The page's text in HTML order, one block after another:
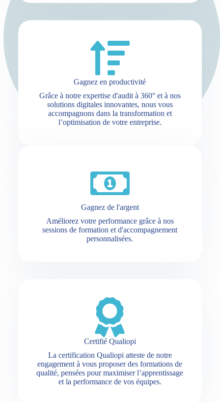
Gagnez en productivité
Grâce à notre expertise d'audit à 360° et à nos
solutions digitales innovantes, nous vous
accompagnons dans la transformation et
l’optimisation de votre entreprise.
Gagnez de l'argent
Améliorez votre performance grâce à nos
sessions de formation et d'accompagnement
personnalisées.
Certifié Qualiopi
La certification Qualiopi atteste de notre
engagement à vous proposer des formations de
qualité, pensées pour maximiser l’apprentissage
et la performance de vos équipes.